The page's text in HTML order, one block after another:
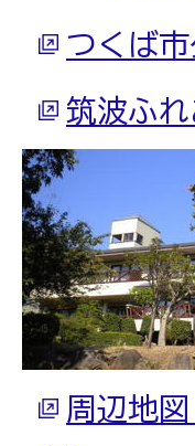
つくば
筑波ふ
周辺地